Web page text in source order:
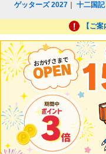
ゲッターズ 2027 ｜十二国記
【ご